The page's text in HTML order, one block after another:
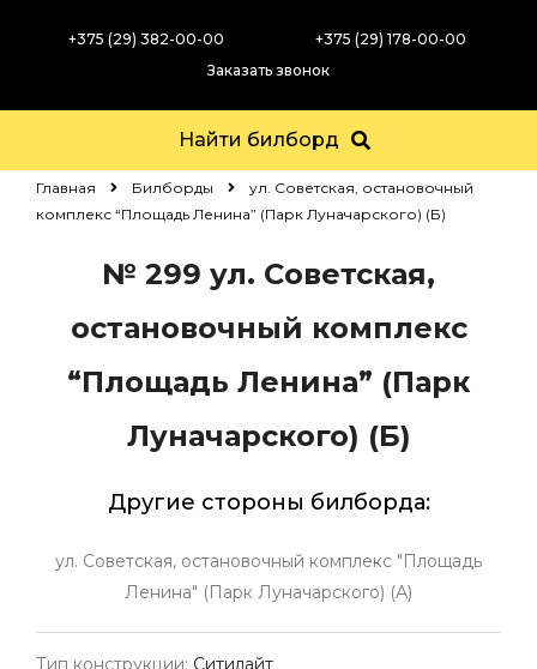
+375 (29) 382-00-00
+375 (29) 178-00-00
Заказать звонок
Найти билборд
Главная Билборды
ул. Советская, остановочный
комплекс “Площадь Ленина” (Парк Луначарского) (Б)
№ 299 ул. Советская,
остановочный комплекс
“Площадь Ленина” (Парк
Луначарского) (Б)
Другие стороны билборда:
ул. Советская, остановочный комплекс "Площадь
Ленина" (Парк Луначарского) (А)
Тип конструкции: Ситилайт